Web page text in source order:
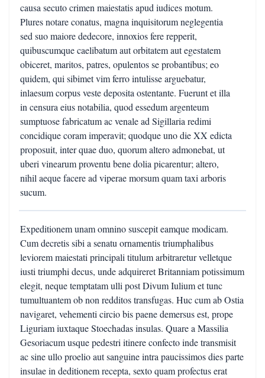
causa secuto crimen maiestatis apud iudices motum.
Plures notare conatus, magna inquisitorum neglegentia
sed suo maiore dedecore, innoxios fere repperit,
quibuscumque caelibatum aut orbitatem aut egestatem
obiceret, maritos, patres, opulentos se probantibus; eo
quidem, qui sibimet vim ferro intulisse arguebatur,
inlaesum corpus veste deposita ostentante. Fuerunt et illa
in censura eius notabilia, quod essedum argenteum
sumptuose fabricatum ac venale ad Sigillaria redimi
concidique coram imperavit; quodque uno die XX edicta
proposuit, inter quae duo, quorum altero admonebat, ut
uberi vinearum proventu bene dolia picarentur; altero,
nihil aeque facere ad viperae morsum quam taxi arboris
sucum.
Expeditionem unam omnino suscepit eamque modicam.
Cum decretis sibi a senatu ornamentis triumphalibus
leviorem maiestati principali titulum arbitraretur velletque
iusti triumphi decus, unde adquireret Britanniam potissimum
elegit, neque temptatam ulli post Divum Iulium et tunc
tumultuantem ob non redditos transfugas. Huc cum ab Ostia
navigaret, vehementi circio bis paene demersus est, prope
Liguriam iuxtaque Stoechadas insulas. Quare a Massilia
Gesoriacum usque pedestri itinere confecto inde transmisit
ac sine ullo proelio aut sanguine intra paucissimos dies parte
insulae in deditionem recepta, sexto quam profectus erat